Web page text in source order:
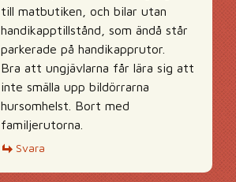
till matbutiken, och bilar utan
handikapptillstånd, som ändå står
parkerade på handikapprutor.
Bra att ungjävlarna får lära sig att
inte smälla upp bildörrarna
hursomhelst. Bort med
familjerutorna.
Svara